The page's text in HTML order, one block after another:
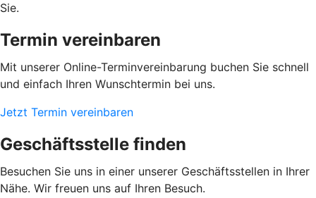
Sie.
Termin vereinbaren
Mit unserer Online-Terminvereinbarung buchen Sie schnell
und einfach Ihren Wunschtermin bei uns.
Jetzt Termin vereinbaren
Geschäftsstelle finden
Besuchen Sie uns in einer unserer Geschäftsstellen in Ihrer
Nähe. Wir freuen uns auf Ihren Besuch.